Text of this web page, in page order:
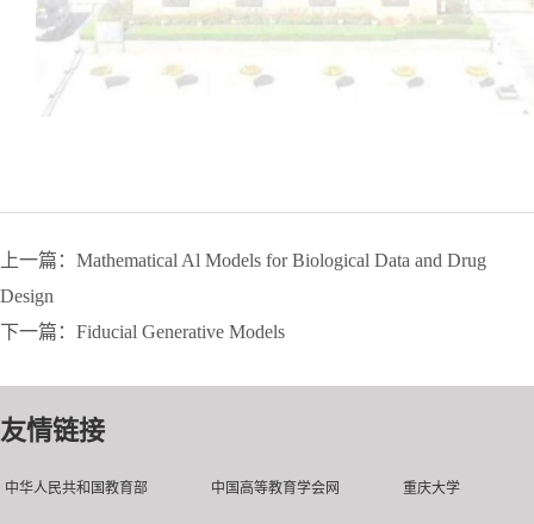
上一篇：Mathematical Al Models for Biological Data and Drug
Design
下一篇：Fiducial Generative Models
友情链接
中华人民共和国教育部 中国高等教育学会网 重庆大学